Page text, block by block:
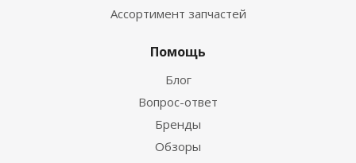
Ассортимент запчастей
Помощь
Блог
Вопрос-ответ
Бренды
Обзоры